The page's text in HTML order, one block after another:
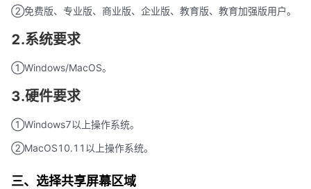
②免费版、专业版、商业版、企业版、教育版、教育加强版用户。
2.系统要求
①Windows/MacOS。
3.硬件要求
①Windows7以上操作系统。
②MacOS10.11以上操作系统。
三、选择共享屏幕区域